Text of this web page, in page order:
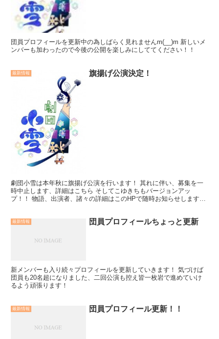
団員プロフィールを更新中の為しばらく見れませんm(__)m 新しいメ
ンバーも加わったので今後の公開を楽しみにしててください！！
最新情報 旗揚げ公演決定！
劇団小雪は本年秋に旗揚げ公演を行います！ 其れに伴い、募集を一
時中止します、詳細はこちら そしてこゆきちもバージョンアッ
プ！！ 物語、出演者、諸々の詳細はこのHPで随時お知らせします！
最新情報 団員プロフィールちょっと更新
新メンバーも入り続々プロフィールを更新していきます！ 気づけば
団員も20名超になりました、二回公演も控え皆一枚岩で進めていけ
るよう頑張ります！
最新情報 団員プロフィール更新！！